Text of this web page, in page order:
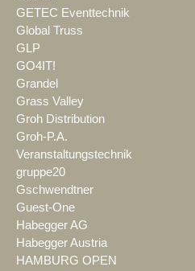
GETEC Eventtechnik
Global Truss
GLP
GO4IT!
Grandel
Grass Valley
Groh Distribution
Groh-P.A.
Veranstaltungstechnik
gruppe20
Gschwendtner
Guest-One
Habegger AG
Habegger Austria
HAMBURG OPEN